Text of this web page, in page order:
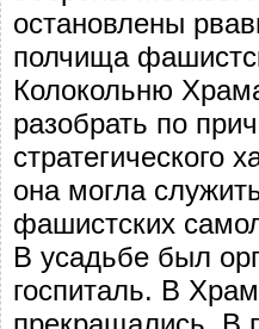
остановлены
полчища
Колокольню
разобрать по
стратегического
она могла
фашистских
В усадьбе был
госпиталь. В